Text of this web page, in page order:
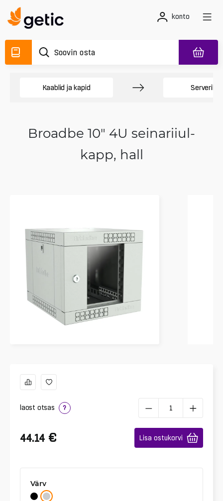
konto
Kaablid ja kapid
Broadbe 10" 4U seinariiul-
kapp, hall
laost otsas ?
44.14 € Lisa ostukorvi
Värv